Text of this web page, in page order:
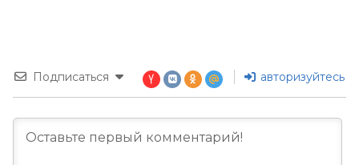
Подписаться авторизуйтесь